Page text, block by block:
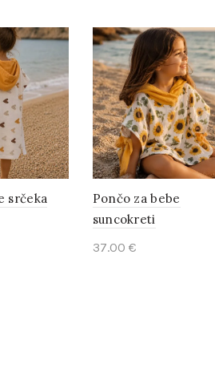
srčeka
Pončo za bebe
suncokreti
37.00 €